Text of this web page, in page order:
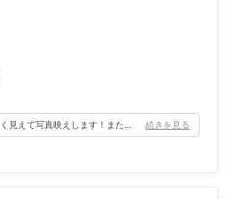
高砂席がソファでドレスがよく見えて写真映えします！また、お色直し後は高砂の後ろの隠し扉から入場できてサプライズ感も演出できます！ 続きを見る